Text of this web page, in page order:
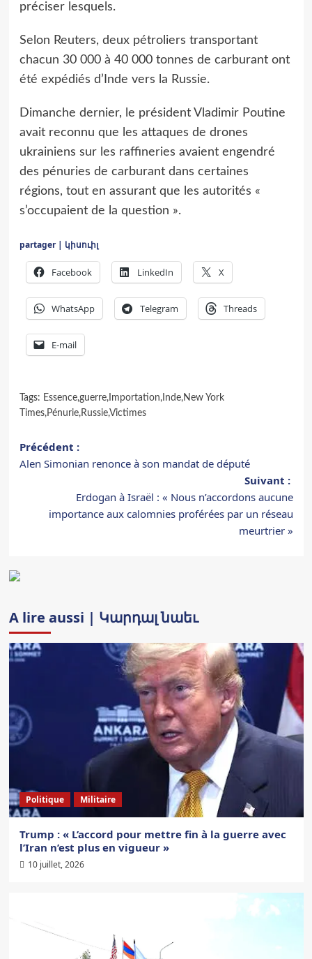
préciser lesquels.
Selon Reuters, deux pétroliers transportant
chacun 30 000 à 40 000 tonnes de carburant ont
été expédiés d’Inde vers la Russie.
Dimanche dernier, le président Vladimir Poutine
avait reconnu que les attaques de drones
ukrainiens sur les raffineries avaient engendré
des pénuries de carburant dans certaines
régions, tout en assurant que les autorités «
s’occupaient de la question ».
partager | կիսուիլ
Facebook LinkedIn X
WhatsApp Telegram Threads
E-mail
Tags: Essence,guerre,Importation,Inde,New York
Times,Pénurie,Russie,Victimes
Navigation
Précédent :
Alen Simonian renonce à son mandat de député
Suivant :
Erdogan à Israël : « Nous n’accordons aucune
importance aux calomnies proférées par un réseau
meurtrier »
A lire aussi | Կարդալ նաեւ
Politique Militaire
Trump : « L’accord pour mettre fin à la guerre avec
l’Iran n’est plus en vigueur »
10 juillet, 2026